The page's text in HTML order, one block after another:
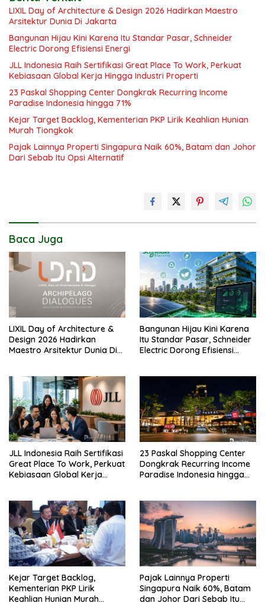
LIXIL Day of Architecture & Design 2026 Hadirkan Maestro
Arsitektur Dunia Di Jakarta
Bangunan Hijau Kini Karena Itu Standar Pasar, Schneider
Electric Dorong Efisiensi Energi
JLL Indonesia Raih Sertifikasi Great Place To Work, Perkuat
Kebiasaan Global Kerja Hingga Industri Properti
23 Paskal Shopping Center Dongkrak Recurring Income
Paradise Indonesia hingga 71%
Kejar Target Backlog, Kementerian PKP Lirik Keahlian Hunian
Murah Tiongkok
Pajak Lainnya Properti Singapura Naik 60%, Batam dan Johor
Dari Sebab Itu Opsi Alternatif
Baca Juga
LIXIL Day of Architecture &
Design 2026 Hadirkan
Maestro Arsitektur Dunia Di
Bangunan Hijau Kini Karena
Itu Standar Pasar, Schneider
Electric Dorong Efisiensi
JLL Indonesia Raih Sertifikasi
Great Place To Work, Perkuat
Kebiasaan Global Kerja
23 Paskal Shopping Center
Dongkrak Recurring Income
Paradise Indonesia hingga
Kejar Target Backlog,
Kementerian PKP Lirik
Keahlian Hunian Murah
Pajak Lainnya Properti
Singapura Naik 60%, Batam
dan Johor Dari Sebab Itu